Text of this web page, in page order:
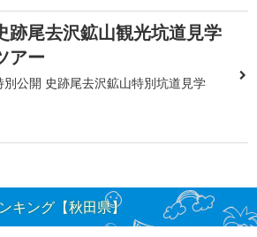
跡尾去沢鉱山観光坑道見学
アー
別公開 史跡尾去沢鉱山特別坑道見学
キング【秋田県】